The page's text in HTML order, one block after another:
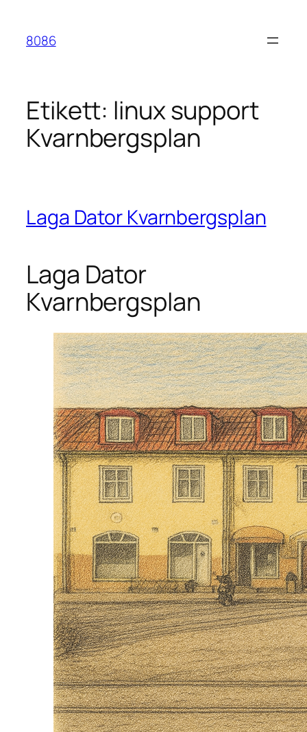
innehåll
8086
Etikett: linux support
Kvarnbergsplan
Laga Dator Kvarnbergsplan
Laga Dator
Kvarnbergsplan